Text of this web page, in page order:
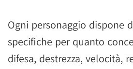
Ogni personaggio dispone
specifiche per quanto
difesa, destrezza, velocità,